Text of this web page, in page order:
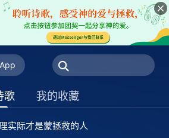
歌 我的收藏
人类穿上一个普通的肉身
的说话是人的本分
神的心志才能得着神
实际才是蒙拯救的人